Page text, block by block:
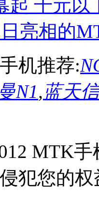
起 千元以
亮相的
机推荐:
N1,蓝天
MTK
犯您的